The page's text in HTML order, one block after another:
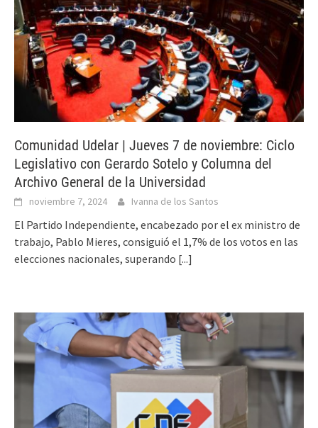
Comunidad Udelar | Jueves 7 de noviembre: Ciclo
Legislativo con Gerardo Sotelo y Columna del
Archivo General de la Universidad
noviembre 7, 2024 Ivanna de los Santos
El Partido Independiente, encabezado por el ex ministro de
trabajo, Pablo Mieres, consiguió el 1,7% de los votos en las
elecciones nacionales, superando [...]